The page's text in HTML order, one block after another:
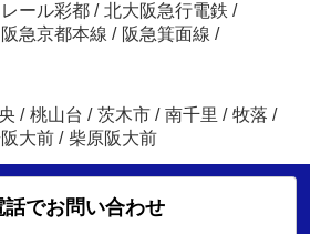
ール彩都 / 北大阪急行電鉄 /
阪急京都本線 / 阪急箕面線 /
/ 桃山台 / 茨木市 / 南千里 / 牧落 /
大前 / 柴原阪大前
話でお問い合わせ